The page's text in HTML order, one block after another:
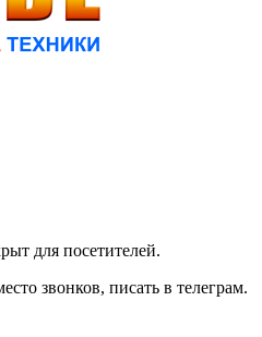
для посетителей.
звонков, писать в телеграм.